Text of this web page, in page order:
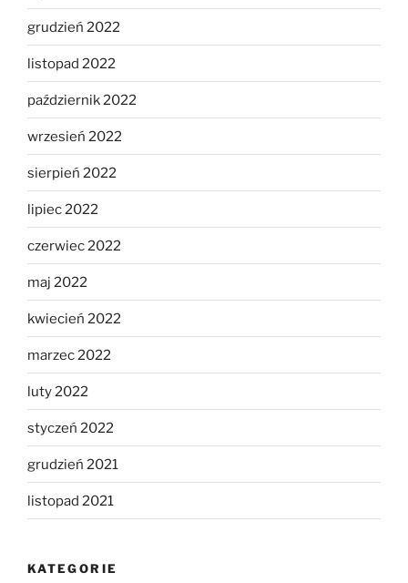
grudzień 2022
listopad 2022
październik 2022
wrzesień 2022
sierpień 2022
lipiec 2022
czerwiec 2022
maj 2022
kwiecień 2022
marzec 2022
luty 2022
styczeń 2022
grudzień 2021
listopad 2021
KATEGORIE